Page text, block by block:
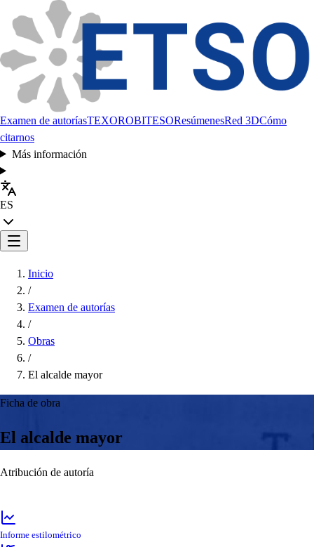
Examen de autoríasTEXOROBITESOResúmenesRed 3DCómo
citarnos
Más información
ES
Inicio
/
Examen de autorías
/
Obras
/
El alcalde mayor
Ficha de obra
El alcalde mayor
Atribución de autoría
Informe estilométrico